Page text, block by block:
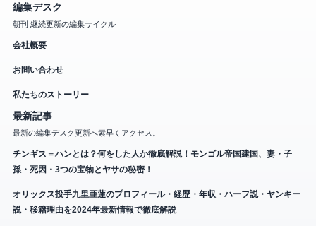
編集デスク
朝刊 継続更新の編集サイクル
会社概要
お問い合わせ
私たちのストーリー
最新記事
最新の編集デスク更新へ素早くアクセス。
チンギス＝ハンとは？何をした人か徹底解説！モンゴル帝国建国、妻・子
孫・死因・3つの宝物とヤサの秘密！
オリックス投手九里亜蓮のプロフィール・経歴・年収・ハーフ説・ヤンキー
説・移籍理由を2024年最新情報で徹底解説